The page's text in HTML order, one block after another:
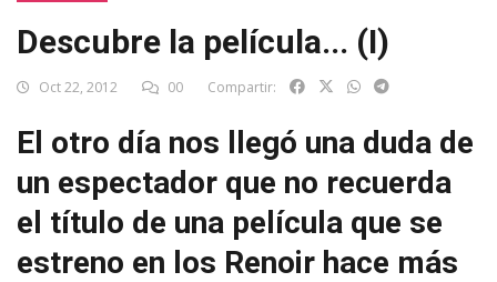
Descubre la película... (I)
Oct 22, 2012 00 Compartir:
El otro día nos llegó una duda de
un espectador que no recuerda
el título de una película que se
estreno en los Renoir hace más